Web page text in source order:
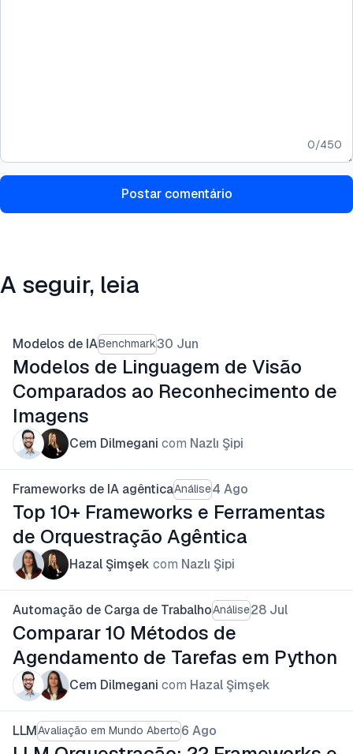
0/450
Postar comentário
A seguir, leia
Modelos de IABenchmark30 Jun
Modelos de Linguagem de Visão
Comparados ao Reconhecimento de
Imagens
Cem Dilmegani com Nazlı Şipi
Frameworks de IA agênticaAnálise4 Ago
Top 10+ Frameworks e Ferramentas
de Orquestração Agêntica
Hazal Şimşek com Nazlı Şipi
Automação de Carga de TrabalhoAnálise28 Jul
Comparar 10 Métodos de
Agendamento de Tarefas em Python
Cem Dilmegani com Hazal Şimşek
LLMAvaliação em Mundo Aberto6 Ago